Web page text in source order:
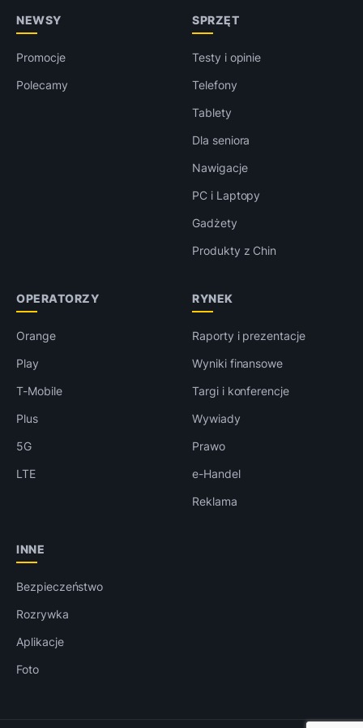
NEWSY
Promocje
Polecamy
SPRZĘT
Testy i opinie
Telefony
Tablety
Dla seniora
Nawigacje
PC i Laptopy
Gadżety
Produkty z Chin
OPERATORZY
Orange
Play
T-Mobile
Plus
5G
LTE
RYNEK
Raporty i prezentacje
Wyniki finansowe
Targi i konferencje
Wywiady
Prawo
e-Handel
Reklama
INNE
Bezpieczeństwo
Rozrywka
Aplikacje
Foto